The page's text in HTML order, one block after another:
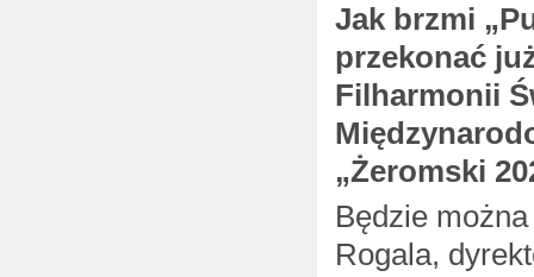
Jak brzmi
przekonać
Filharmonii
„Żeromski
Będzie
Rogala,